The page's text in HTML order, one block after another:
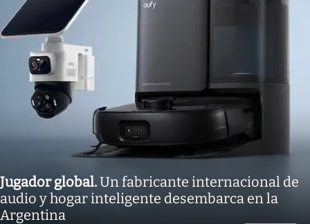
Jugador global.Un fabricante internacional de
audio y hogar inteligente desembarca en la
Argentina